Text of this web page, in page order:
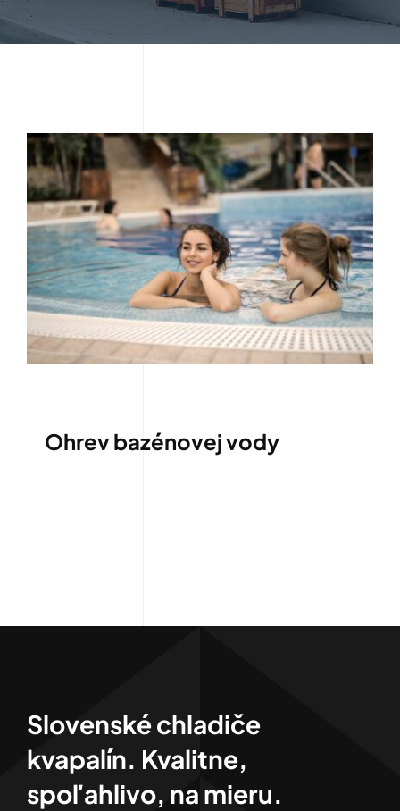
Ohrev bazénovej vody
Slovenské chladiče
kvapalín. Kvalitne,
spoľahlivo, na mieru.